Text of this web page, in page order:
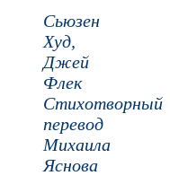
Сьюзен
Худ,
Джей
Флек
Стихотворный
перевод
Михаила
Яснова